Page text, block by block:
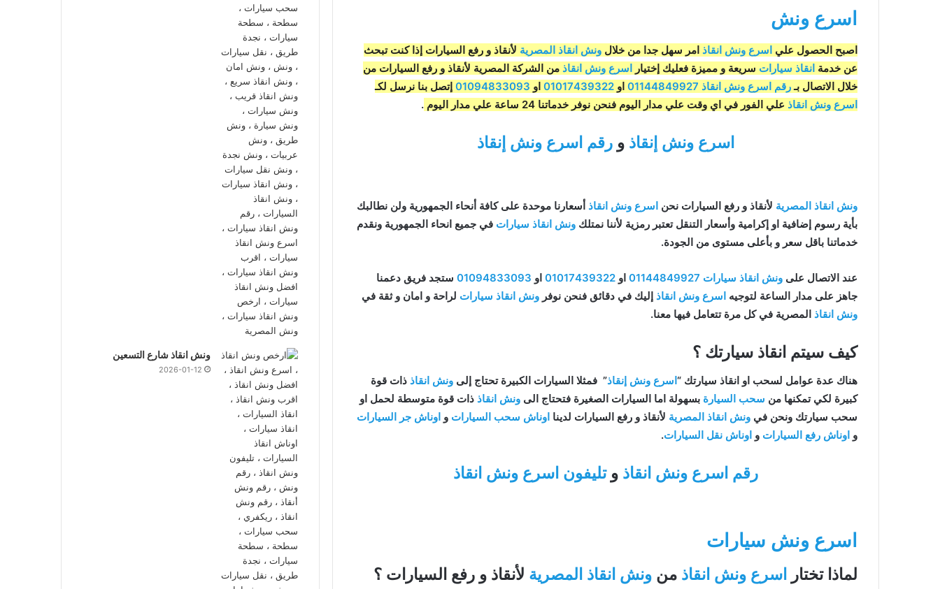
اسرع ونش
اصبح الحصول علي اسرع ونش انقاذ امر سهل جدا من خلال ونش انقاذ المصرية لأنقاذ و رفع السيارات إذا كنت تبحث
عن خدمة انقاذ سيارات سريعة و مميزة فعليك إختيار اسرع ونش انقاذ من الشركة المصرية لأنقاذ و رفع السيارات من
خلال الاتصال بـرقم اسرع ونش انقاذ 01144849927 او 01017439322 او 01094833093 إتصل بنا نرسل لكـ
اسرع ونش انقاذ علي الفور في اي وقت علي مدار اليوم فنحن نوفر خدماتنا 24 ساعة علي مدار اليوم .
اسرع ونش إنقاذ و رقم اسرع ونش إنقاذ
ونش انقاذ المصرية لأنقاذ و رفع السيارات نحن اسرع ونش انقاذ أسعارنا موحدة على كافة أنحاء الجمهورية ولن نطالبك
بأية رسوم إضافية او إكرامية وأسعار التنقل تعتبر رمزية لأننا نمتلك ونش انقاذ سيارات في جميع انحاء الجمهورية ونقدم
خدماتنا باقل سعر و بأعلى مستوى من الجودة.
عند الاتصال على ونش انقاذ سيارات 01144849927 او 01017439322 او 01094833093 ستجد فريق دعمنا
جاهز على مدار الساعة لتوجيه اسرع ونش انقاذ إليك في دقائق فنحن نوفر ونش انقاذ سيارات لراحة و امان و ثقة في
ونش انقاذ المصرية في كل مرة تتعامل فيها معنا.
كيف سيتم انقاذ سيارتك ؟
هناك عدة عوامل لسحب او انقاذ سيارتك “اسرع ونش إنقاذ” فمثلا السيارات الكبيرة تحتاج إلى ونش انقاذ ذات قوة
كبيرة لكي تمكنها من سحب السيارة بسهولة اما السيارات الصغيرة فتحتاج الى ونش انقاذ ذات قوة متوسطة لحمل او
سحب سيارتك ونحن في ونش انقاذ المصرية لأنقاذ و رفع السيارات لدينا اوناش سحب السيارات و اوناش جر السيارات
و اوناش رفع السيارات و اوناش نقل السيارات.
رقم اسرع ونش انقاذ وتليفون اسرع ونش انقاذ
اسرع ونش سيارات
لماذا تختار اسرع ونش انقاذ من ونش انقاذ المصرية لأنقاذ و رفع السيارات ؟
ونش انقاذ شارع التسعين
2026-01-12